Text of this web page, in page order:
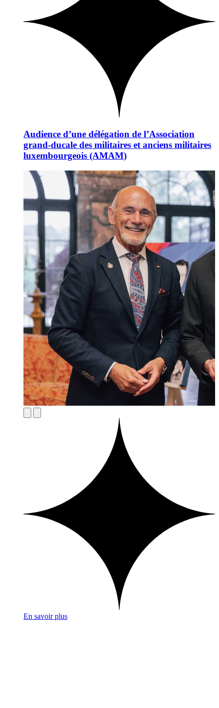
Audience d’une délégation de l’Association
grand-ducale des militaires et anciens militaires
luxembourgeois (AMAM)
En savoir plus